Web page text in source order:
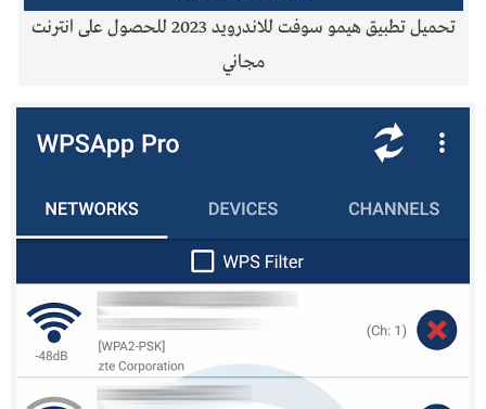
تحميل تطبيق هيمو سوفت للاندرويد 2023 للحصول على انترنت
مجاني